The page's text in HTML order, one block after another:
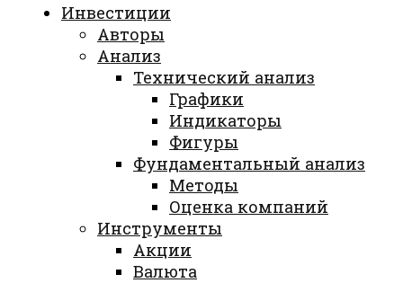
Инвестиции
Авторы
Анализ
Технический анализ
Графики
Индикаторы
Фигуры
Фундаментальный анализ
Методы
Оценка компаний
Инструменты
Акции
Валюта